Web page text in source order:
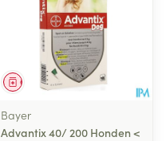
Geneesmiddel
Bayer
Advantix 40/ 200 Honden <